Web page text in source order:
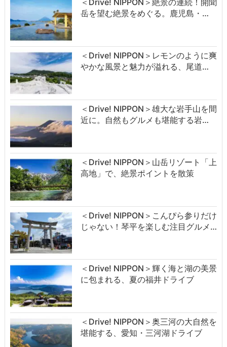
＜Drive! NIPPON＞絶景の連続！開聞
岳を望む絶景をめぐる。鹿児島・…
＜Drive! NIPPON＞レモンのように爽
やかな風景と魅力が溢れる、尾道…
＜Drive! NIPPON＞雄大な岩手山を間
近に。自然もグルメも堪能する岩…
＜Drive! NIPPON＞山岳リゾート「上
高地」で、絶景ポイントを散策
＜Drive! NIPPON＞こんぴら参りだけ
じゃない！琴平を楽しむ注目グルメ…
＜Drive! NIPPON＞輝く海と湖の美景
に包まれる、夏の福井ドライブ
＜Drive! NIPPON＞奥三河の大自然を
堪能する、愛知・三河湖ドライブ